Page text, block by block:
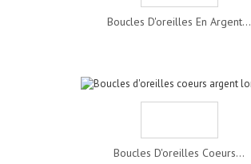
Boucles D'oreilles En Argent...
Boucles D'oreilles Coeurs...